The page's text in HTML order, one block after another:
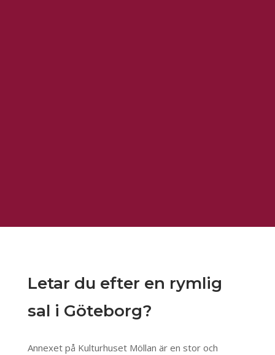
Letar du efter en rymlig
sal i Göteborg?
Annexet på Kulturhuset Möllan är en stor och